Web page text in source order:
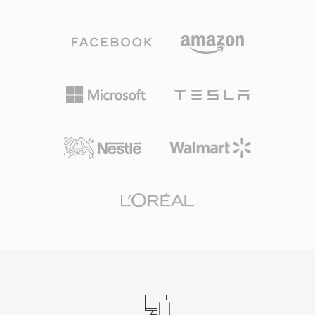
Maxis الكلاسيكية.
صوت أفضل من MP3 بمعدلات بت مكافئة، بفضل
الزمني ونموذج نفسي صوتي متطور. يدعم معدلات
iTunes وApple Music وiPhone وiPad وmacOS
المعلومات والترفيه في السيارات. ثلاث فوائد ملموسة